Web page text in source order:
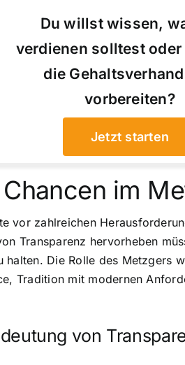
Du willst wissen,
verdienen solltest
die
vorbereiten?
Jetzt starten
im
vor zahlreichen
Transparenz hervorheben
Die Rolle des Metzgers
Tradition mit modernen
von